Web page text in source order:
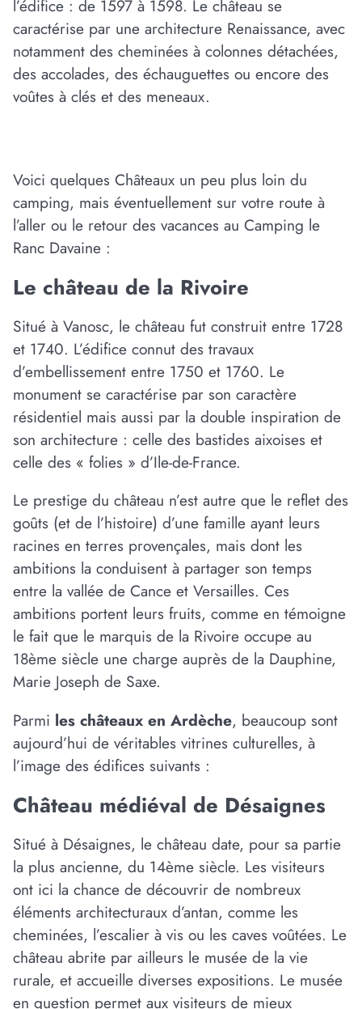
l’édifice : de 1597 à 1598. Le château se
caractérise par une architecture Renaissance, avec
notamment des cheminées à colonnes détachées,
des accolades, des échauguettes ou encore des
voûtes à clés et des meneaux.
Voici quelques Châteaux un peu plus loin du
camping, mais éventuellement sur votre route à
l’aller ou le retour des vacances au Camping le
Ranc Davaine :
Le château de la Rivoire
Situé à Vanosc, le château fut construit entre 1728
et 1740. L’édifice connut des travaux
d’embellissement entre 1750 et 1760. Le
monument se caractérise par son caractère
résidentiel mais aussi par la double inspiration de
son architecture : celle des bastides aixoises et
celle des « folies » d’Ile-de-France.
Le prestige du château n’est autre que le reflet des
goûts (et de l’histoire) d’une famille ayant leurs
racines en terres provençales, mais dont les
ambitions la conduisent à partager son temps
entre la vallée de Cance et Versailles. Ces
ambitions portent leurs fruits, comme en témoigne
le fait que le marquis de la Rivoire occupe au
18ème siècle une charge auprès de la Dauphine,
Marie Joseph de Saxe.
Parmi les châteaux en Ardèche, beaucoup sont
aujourd’hui de véritables vitrines culturelles, à
l’image des édifices suivants :
Château médiéval de Désaignes
Situé à Désaignes, le château date, pour sa partie
la plus ancienne, du 14ème siècle. Les visiteurs
ont ici la chance de découvrir de nombreux
éléments architecturaux d’antan, comme les
cheminées, l’escalier à vis ou les caves voûtées. Le
château abrite par ailleurs le musée de la vie
rurale, et accueille diverses expositions. Le musée
en question permet aux visiteurs de mieux